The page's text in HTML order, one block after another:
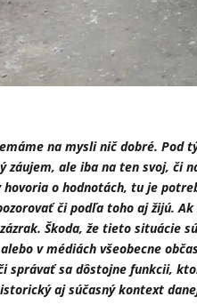
na mysli nič dobré. Pod
ale iba na ten svoj, či
o hodnotách, tu je
či podľa toho aj žijú.
Škoda, že tieto situácie
v médiách všeobecne
správať sa dôstojne funkcii,
aj súčasný kontext